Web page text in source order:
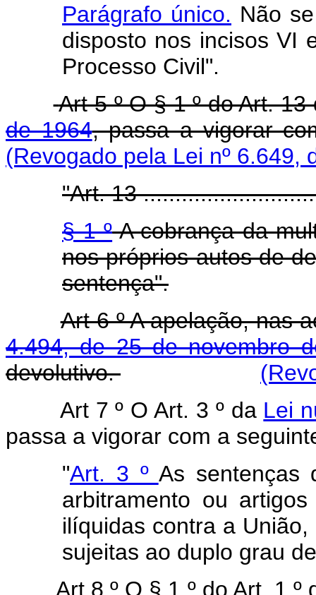
Parágrafo único. Não
disposto nos incisos VI
Processo Civil".
Art 5 º O § 1 º do Art.
de 1964, passa a vigorar
(Revogado pela Lei nº 6.649,
"Art. 13
§ 1 ºA cobrança da
nos próprios autos de
sentença".
Art 6 º A apelação, nas
4.494, de 25 de novembro
devolutivo.
Art 7 º O Art. 3 º da Lei
passa a vigorar com a
"Art. 3 º As sentenças
arbitramento ou
ilíquidas contra a
sujeitas ao duplo grau
Art 8 º O § 1 º do Art. 1 º